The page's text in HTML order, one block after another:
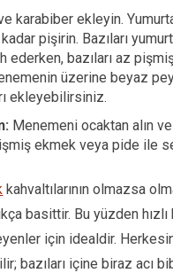
karabiber ekleyin.
pişirin. Bazıları
ederken, bazıları az
üzerine beyaz
ekleyebilirsiniz.
Menemeni ocaktan alın
ekmek veya pide ile
kahvaltılarının olmazsa
basittir. Bu yüzden hızlı
için idealdir.
bazıları içine biraz acı